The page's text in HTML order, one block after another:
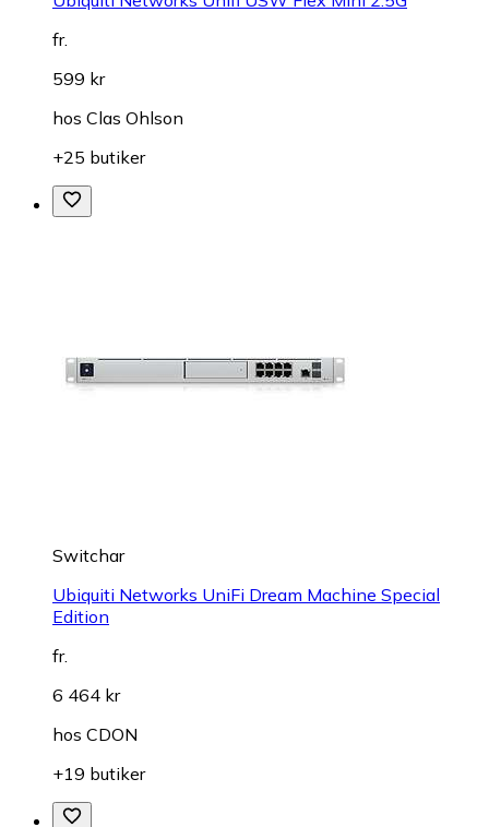
fr.
599 kr
hos Clas Ohlson
+25 butiker
Switchar
Ubiquiti Networks UniFi Dream Machine Special
Edition
fr.
6 464 kr
hos CDON
+19 butiker